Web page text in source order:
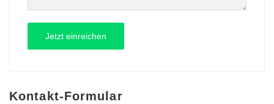
Kontakt-Formular